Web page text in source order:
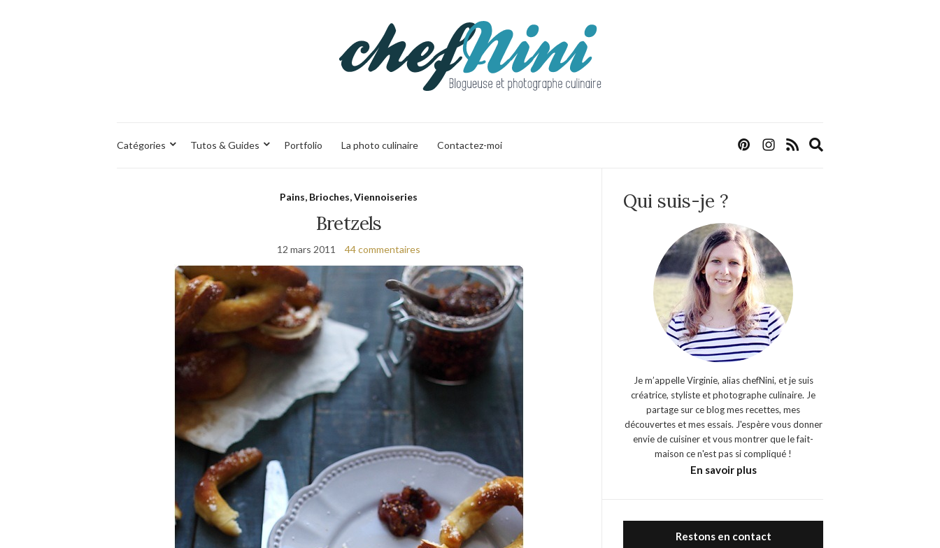
Catégories Tutos & Guides Portfolio La photo culinaire Contactez-moi
Pains, Brioches, Viennoiseries
Bretzels
12 mars 2011 44 commentaires
Qui suis-je ?
Je m’appelle Virginie, alias chefNini, et je suis
créatrice, styliste et photographe culinaire. Je
partage sur ce blog mes recettes, mes
découvertes et mes essais. J'espère vous donner
envie de cuisiner et vous montrer que le fait-
maison ce n'est pas si compliqué !
En savoir plus
Restons en contact